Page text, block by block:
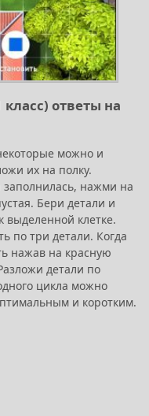
ответы на
можно и
их на полку.
заполнилась, нажми на
Бери детали и
выделенной клетке.
по три детали. Когда
нажав на красную
детали по
цикла можно
и коротким.